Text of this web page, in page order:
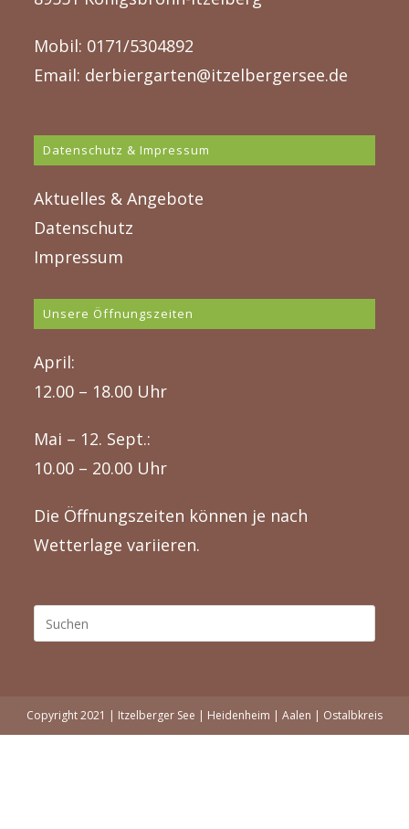
Mobil: 0171/5304892
Email: derbiergarten@itzelbergersee.de
Datenschutz & Impressum
Aktuelles & Angebote
Datenschutz
Impressum
Unsere Öffnungszeiten
April:
12.00 – 18.00 Uhr
Mai – 12. Sept.:
10.00 – 20.00 Uhr
Die Öffnungszeiten können je nach
Wetterlage variieren.
the
Copyright 2021 | Itzelberger See | Heidenheim | Aalen | Ostalbkreis